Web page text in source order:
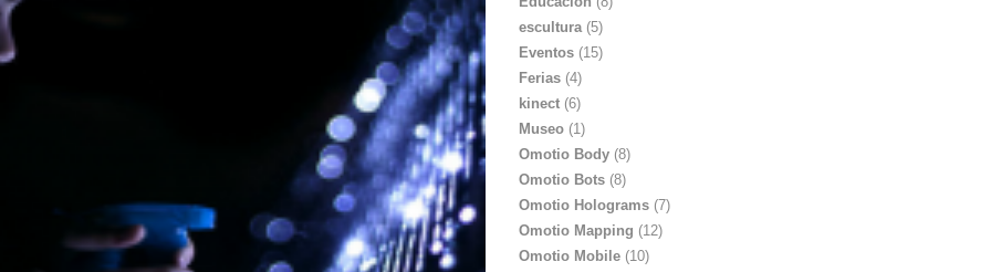
escultura(5)
Eventos (15)
Ferias (4)
kinect (6)
Museo (1)
Omotio Body (8)
Omotio Bots (8)
Omotio Holograms (7)
Omotio Mapping (12)
Omotio Mobile (10)